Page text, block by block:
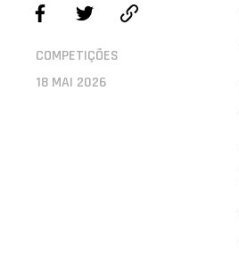
COMPETIÇÕES
18 MAI 2026